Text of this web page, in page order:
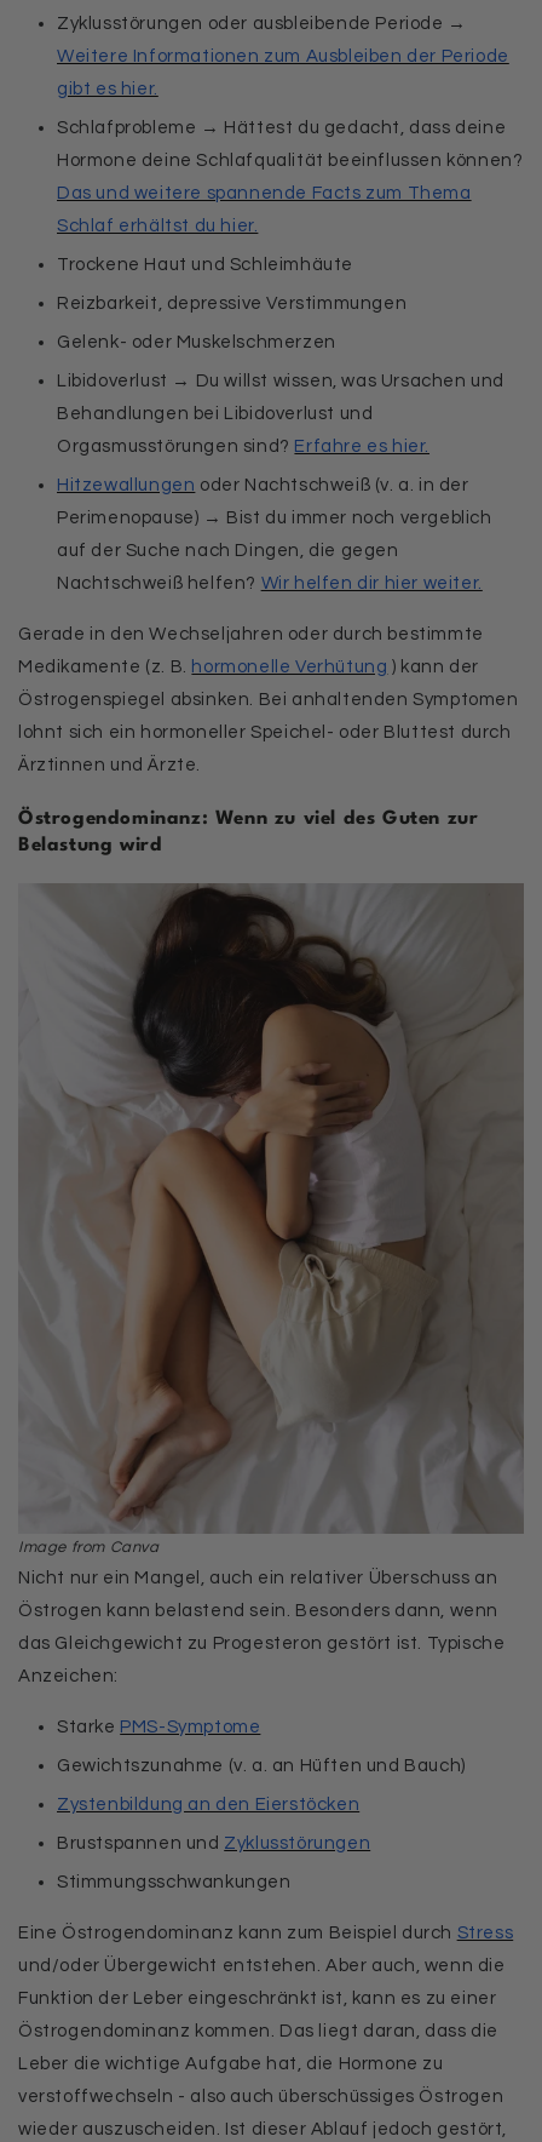
Zyklusstörungen oder ausbleibende Periode →
Weitere Informationen zum Ausbleiben der Periode
gibt es hier.
Schlafprobleme → Hättest du gedacht, dass deine
Hormone deine Schlafqualität beeinflussen können?
Das und weitere spannende Facts zum Thema
Schlaf erhältst du hier.
Trockene Haut und Schleimhäute
Reizbarkeit, depressive Verstimmungen
Gelenk- oder Muskelschmerzen
Libidoverlust → Du willst wissen, was Ursachen und
Behandlungen bei Libidoverlust und
Orgasmusstörungen sind? Erfahre es hier.
Hitzewallungen oder Nachtschweiß (v. a. in der
Perimenopause) → Bist du immer noch vergeblich
auf der Suche nach Dingen, die gegen
Nachtschweiß helfen? Wir helfen dir hier weiter.
Gerade in den Wechseljahren oder durch bestimmte
Medikamente (z. B. hormonelle Verhütung ) kann der
Östrogenspiegel absinken. Bei anhaltenden Symptomen
lohnt sich ein hormoneller Speichel- oder Bluttest durch
Ärztinnen und Ärzte.
Östrogendominanz: Wenn zu viel des Guten zur
Belastung wird
Nicht nur ein Mangel, auch ein relativer Überschuss an
Östrogen kann belastend sein. Besonders dann, wenn
das Gleichgewicht zu Progesteron gestört ist. Typische
Anzeichen:
Starke PMS-Symptome
Gewichtszunahme (v. a. an Hüften und Bauch)
Zystenbildung an den Eierstöcken
Brustspannen und Zyklusstörungen
Stimmungsschwankungen
Eine Östrogendominanz kann zum Beispiel durch Stress
und/oder Übergewicht entstehen. Aber auch, wenn die
Funktion der Leber eingeschränkt ist, kann es zu einer
Östrogendominanz kommen. Das liegt daran, dass die
Leber die wichtige Aufgabe hat, die Hormone zu
verstoffwechseln - also auch überschüssiges Östrogen
wieder auszuscheiden. Ist dieser Ablauf jedoch gestört,
Image from Canva